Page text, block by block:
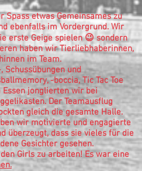
Spass etwas Gemeinsames zu
ebenfalls im Vordergrund. Wir
erste Geige spielen 😉 sondern
haben wir Tierliebhaberinnen,
im Team.
Schussübungen und
-boccia, Tic Tac Toe
jonglierten wir bei
Der Teamausflug
gleich die gesamte Halle.
wir motivierte und engagierte
überzeugt, dass sie vieles für die
Gesichter gesehen.
Girls zu arbeiten! Es war eine